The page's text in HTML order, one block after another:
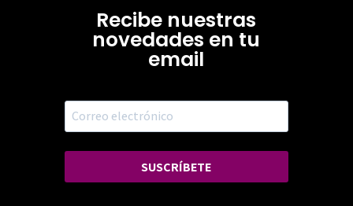
Recibe nuestras
novedades en tu
email
SUSCRÍBETE